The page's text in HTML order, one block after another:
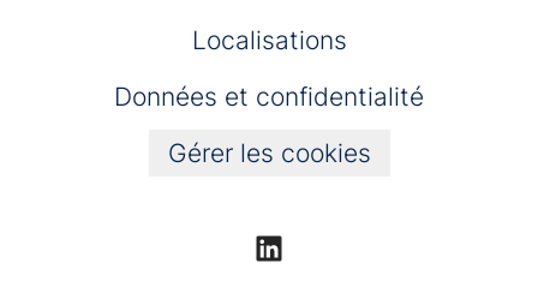
Localisations
Données et confidentialité
Gérer les cookies